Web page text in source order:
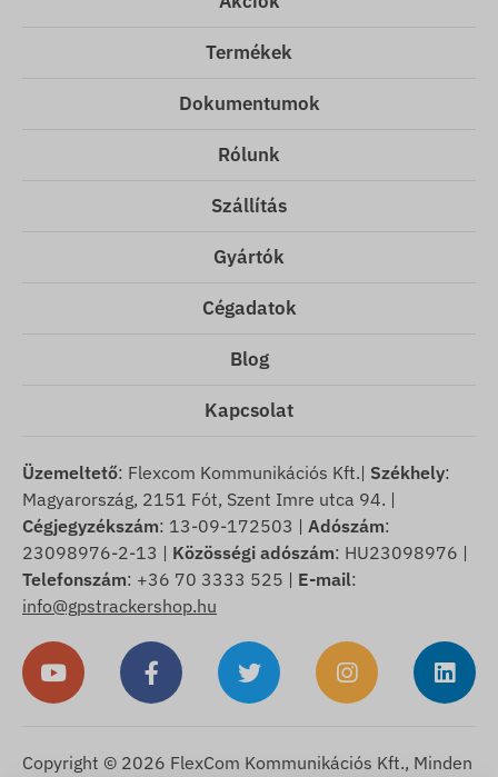
Termékek
Dokumentumok
Rólunk
Szállítás
Gyártók
Cégadatok
Blog
Kapcsolat
Üzemeltető: Flexcom Kommunikációs Kft.| Székhely:
Magyarország, 2151 Fót, Szent Imre utca 94. |
Cégjegyzékszám: 13-09-172503 | Adószám:
23098976-2-13 | Közösségi adószám: HU23098976 |
Telefonszám: +36 70 3333 525 | E-mail:
info@gpstrackershop.hu
Copyright © 2026 FlexCom Kommunikációs Kft., Minden